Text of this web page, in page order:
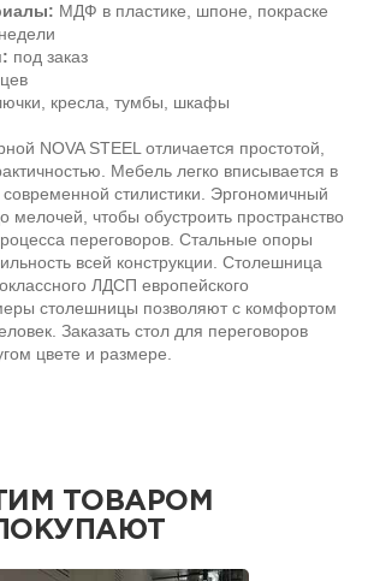
МДФ в пластике, шпоне, покраске
под заказ
кресла, тумбы, шкафы
NOVA STEEL отличается простотой,
Мебель легко вписывается в
стилистики. Эргономичный
мелочей, чтобы обустроить пространство
переговоров. Стальные опоры
всей конструкции. Столешница
ЛДСП европейского
столешницы позволяют с комфортом
Заказать стол для переговоров
цвете и размере.
ТОВАРОМ